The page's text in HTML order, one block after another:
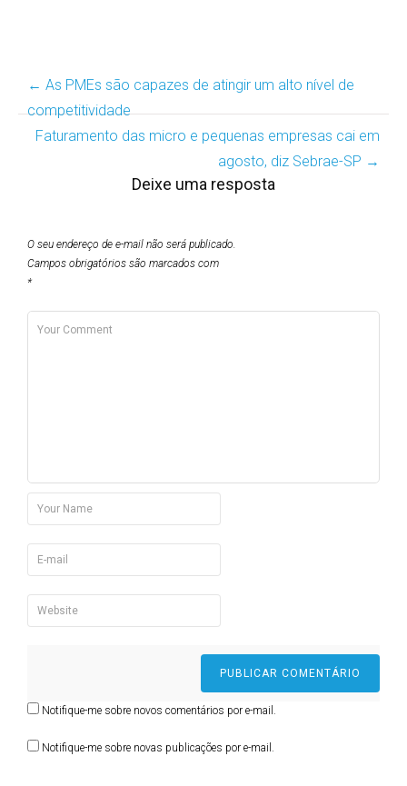
Post
navigation
← As PMEs são capazes de atingir um alto nível de
competitividade
Faturamento das micro e pequenas empresas cai em
agosto, diz Sebrae-SP →
Deixe uma resposta
O seu endereço de e-mail não será publicado.
Campos obrigatórios são marcados com
*
Notifique-me sobre novos comentários por e-mail.
Notifique-me sobre novas publicações por e-mail.